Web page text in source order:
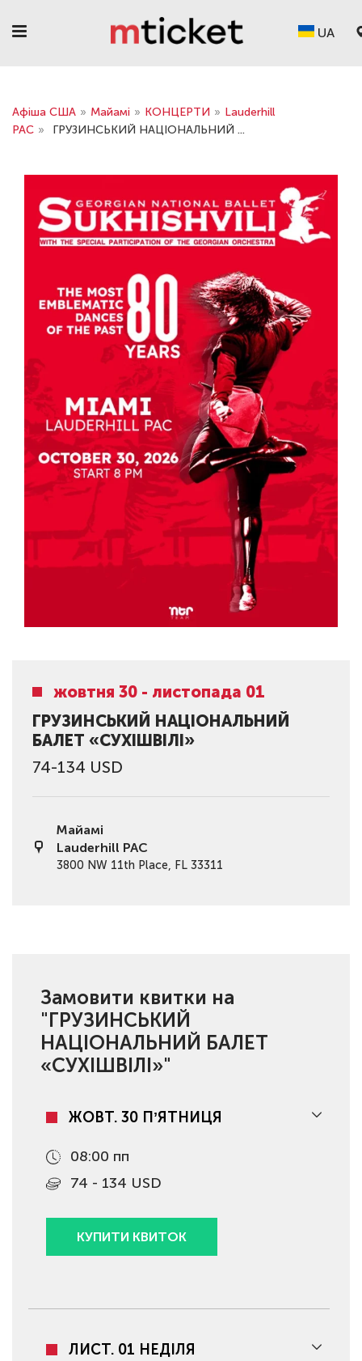
UA
Афіша США » Майамі » КОНЦЕРТИ » Lauderhill
PAC » ГРУЗИНСЬКИЙ НАЦІОНАЛЬНИЙ ...
жовтня 30 - листопада 01
ГРУЗИНСЬКИЙ НАЦІОНАЛЬНИЙ
БАЛЕТ «СУХІШВІЛІ»
74-134 USD
Майамі
Lauderhill PAC
3800 NW 11th Place, FL 33311
Замовити квитки на
"ГРУЗИНСЬКИЙ
НАЦІОНАЛЬНИЙ БАЛЕТ
«СУХІШВІЛІ»"
ЖОВТ. 30 ПʼЯТНИЦЯ
08:00 пп
74 - 134 USD
КУПИТИ КВИТОК
ЛИСТ. 01 НЕДІЛЯ